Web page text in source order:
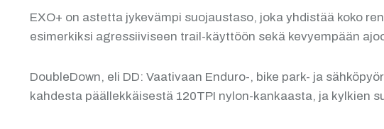
EXO+ on astetta jykevämpi suojaustaso, joka yhdistää koko
esimerkiksi agressiiviseen trail-käyttöön sekä kevyempään
DoubleDown, eli DD: Vaativaan Enduro-, bike park- ja
kahdesta päällekkäisestä 120TPI nylon-kankaasta, ja kylkien